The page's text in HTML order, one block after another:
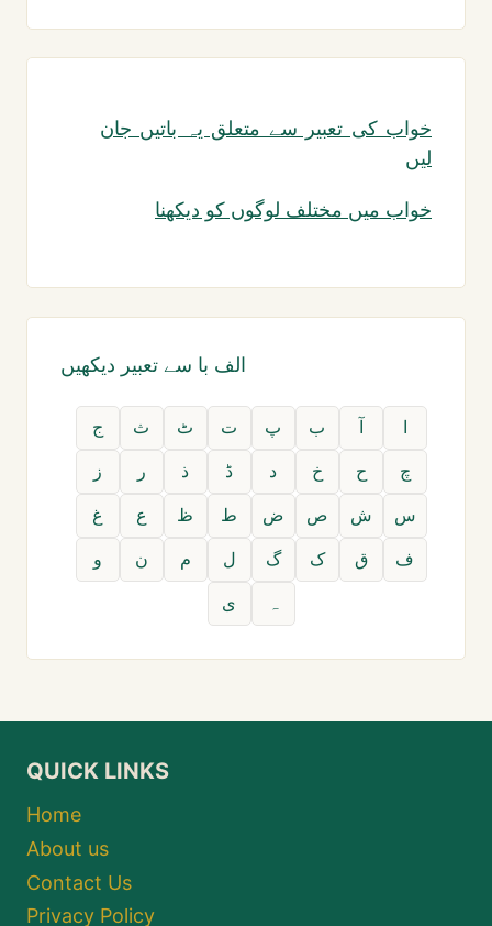
خواب کی تعبیر سے متعلق یہ باتیں جان
لیں
خواب میں مختلف لوگوں کو دیکھنا
الف با سے تعبیر دیکھیں
ا آ ب پ ت ٹ ث
ج
چ
ح خ د ڈ ذ ر
ز
س
ش ص ض ط ظ ع
غ
ف
ق ک گ ل م ن
و
ہ
ی
QUICK LINKS
Home
About us
Contact Us
Privacy Policy